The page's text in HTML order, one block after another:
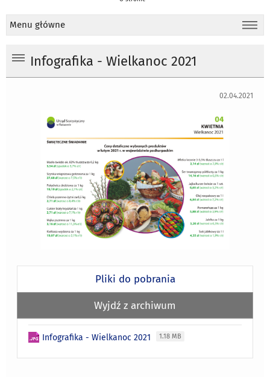
Menu główne
Infografika - Wielkanoc 2021
02.04.2021
Pliki do pobrania
Wyjdź z archiwum
Infografika - Wielkanoc 2021 1.18 MB